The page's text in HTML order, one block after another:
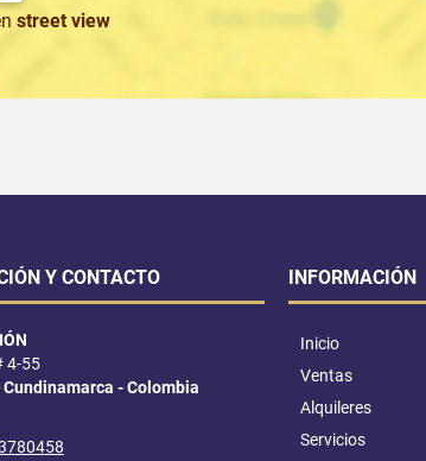
street view
Y CONTACTO
4-55
- Colombia
INFORMACIÓN
Inicio
Ventas
Alquileres
Servicios